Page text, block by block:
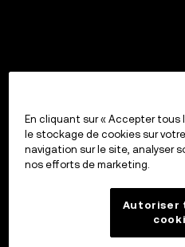
En cliquant sur « Accepter
le stockage de cookies sur
navigation sur le site, analyser
nos efforts de marketing.
Autoriser